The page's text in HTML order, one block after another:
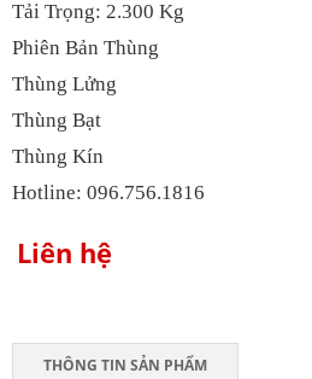
Tải Trọng: 2.300 Kg
Phiên Bản Thùng
Thùng Lửng
Thùng Bạt
Thùng Kín
Hotline: 096.756.1816
Liên hệ
THÔNG TIN SẢN PHẨM